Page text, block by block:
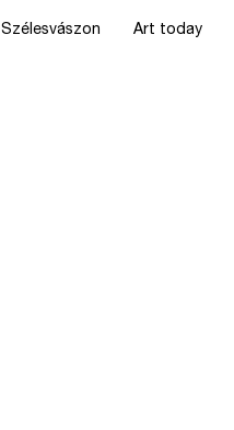
Szélesvászon Art today